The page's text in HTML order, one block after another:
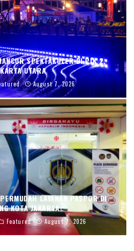
SPEKTAKULER DI PIK 2,
UTARA
August 7, 2026
LAYANAN PASPOR DI
KOTA JAKARTA
Featured August 7, 2026